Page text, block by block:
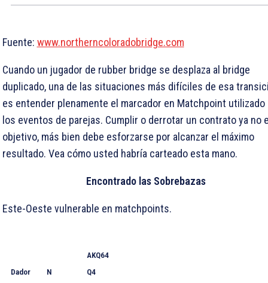
Fuente: www.northerncoloradobridge.com
Cuando un jugador de rubber bridge se desplaza al bridge
duplicado, una de las situaciones más difíciles de esa
es entender plenamente el marcador en Matchpoint utilizado
los eventos de parejas. Cumplir o derrotar un contrato ya no
objetivo, más bien debe esforzarse por alcanzar el máximo
resultado. Vea cómo usted habría carteado esta mano.
Encontrado las Sobrebazas
Este-Oeste vulnerable en matchpoints.
Dador N
AKQ64
Q4